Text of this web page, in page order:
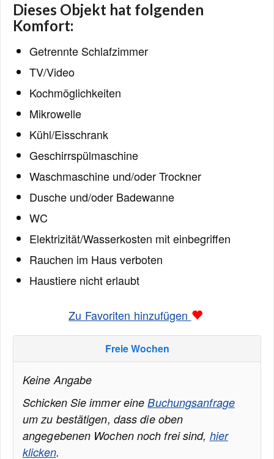
Dieses Objekt hat folgenden
Komfort:
Getrennte Schlafzimmer
TV/Video
Kochmöglichkeiten
Mikrowelle
Kühl/Eisschrank
Geschirrspülmaschine
Waschmaschine und/oder Trockner
Dusche und/oder Badewanne
WC
Elektrizität/Wasserkosten mit einbegriffen
Rauchen im Haus verboten
Haustiere nicht erlaubt
Zu Favoriten hinzufügen
Freie Wochen
Keine Angabe
Schicken Sie immer eineBuchungsanfrage
um zu bestätigen, dass die oben
angegebenen Wochen noch frei sind, hier
klicken.